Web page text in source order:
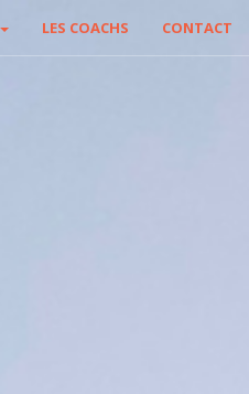
LES COACHS CONTACT